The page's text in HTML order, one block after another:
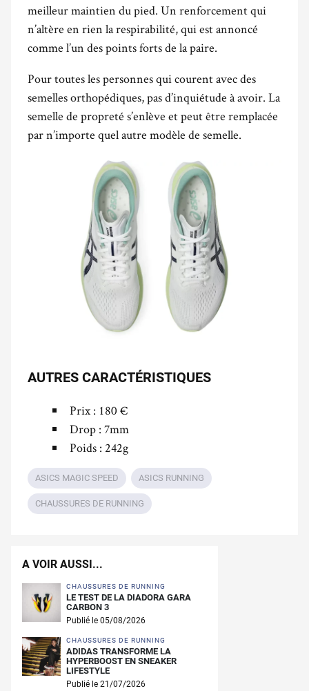
meilleur maintien du pied. Un renforcement qui
n’altère en rien la respirabilité, qui est annoncé
comme l’un des points forts de la paire.
Pour toutes les personnes qui courent avec des
semelles orthopédiques, pas d’inquiétude à avoir. La
semelle de propreté s’enlève et peut être remplacée
par n’importe quel autre modèle de semelle.
AUTRES CARACTÉRISTIQUES
Prix : 180 €
Drop : 7mm
Poids : 242g
ASICS MAGIC SPEED ASICS RUNNING
CHAUSSURES DE RUNNING
A VOIR AUSSI...
CHAUSSURES DE RUNNING
LE TEST DE LA DIADORA GARA
CARBON 3
Publié le 05/08/2026
CHAUSSURES DE RUNNING
ADIDAS TRANSFORME LA
HYPERBOOST EN SNEAKER
LIFESTYLE
Publié le 21/07/2026